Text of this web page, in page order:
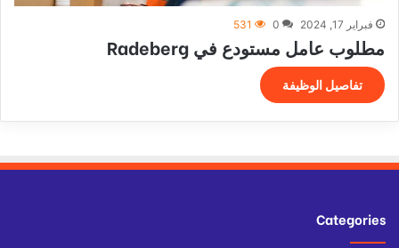
فبراير 17, 2024 0
531
مطلوب عامل مستودع في Radeberg
تفاصيل الوظيفة
Categories